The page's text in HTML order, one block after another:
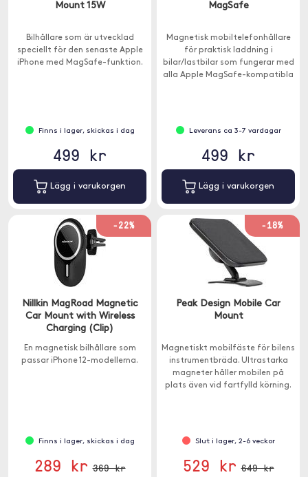
Mount 15W
Bilhållare som är utvecklad
speciellt för den senaste Apple
iPhone med MagSafe-funktion.
Finns i lager, skickas i dag
499 kr
Lägg i varukorgen
MagSafe
Magnetisk mobiltelefonhållare
för praktisk laddning i
bilar/lastbilar som fungerar med
alla Apple MagSafe-kompatibla
Leverans ca 3-7 vardagar
499 kr
Lägg i varukorgen
-22%
Nillkin MagRoad Magnetic
Car Mount with Wireless
Charging (Clip)
En magnetisk bilhållare som
passar iPhone 12-modellerna.
Finns i lager, skickas i dag
289 kr 369 kr
-18%
Peak Design Mobile Car
Mount
Magnetiskt mobilfäste för bilens
instrumentbräda. Ultrastarka
magneter håller mobilen på
plats även vid fartfylld körning.
Slut i lager, 2-6 veckor
529 kr 649 kr